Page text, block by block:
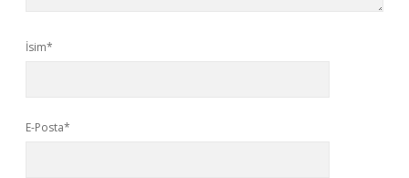
İsim*
E-Posta*